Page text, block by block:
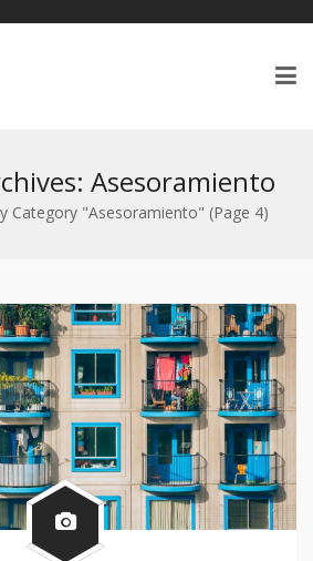
Asesoramiento
Category "Asesoramiento" (Page 4)